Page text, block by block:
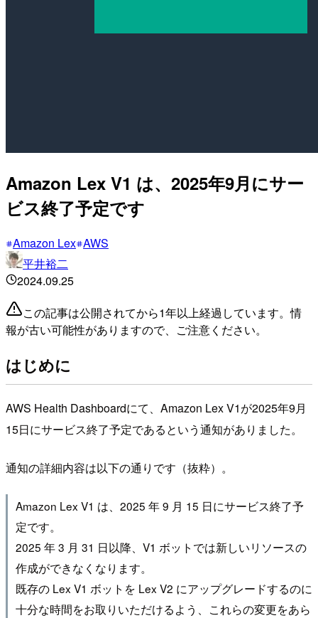
Amazon Lex V1 は、2025年9月にサー
ビス終了予定です
Amazon Lex AWS
平井裕二
2024.09.25
この記事は公開されてから1年以上経過しています。情
報が古い可能性がありますので、ご注意ください。
はじめに
AWS Health Dashboardにて、Amazon Lex V1が2025年9月
15日にサービス終了予定であるという通知がありました。
通知の詳細内容は以下の通りです（抜粋）。
Amazon Lex V1 は、2025 年 9 月 15 日にサービス終了予
定です。
2025 年 3 月 31 日以降、V1 ボットでは新しいリソースの
作成ができなくなります。
既存の Lex V1 ボットを Lex V2 にアップグレードするのに
十分な時間をお取りいただけるよう、これらの変更をあら